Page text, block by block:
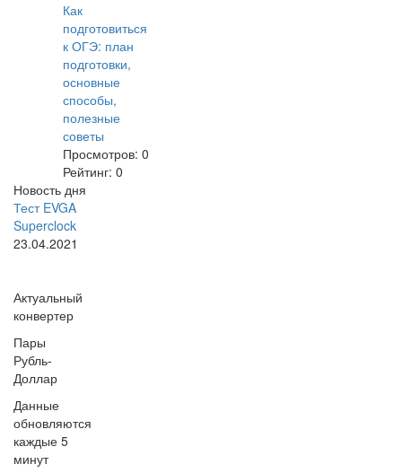
Как
подготовиться
к ОГЭ: план
подготовки,
основные
способы,
полезные
советы
Просмотров: 0
Рейтинг: 0
Новость дня
Тест EVGA
Superclock
23.04.2021
Актуальный
конвертер
Пары
Рубль-
Доллар
Данные
обновляются
каждые 5
минут